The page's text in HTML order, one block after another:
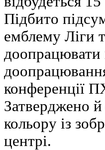
Підбито
емблему Ліги
доопрацювати
конференції
Затверджено
кольору із
центрі.